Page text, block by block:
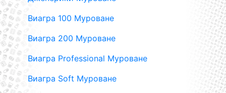
Виагра 100 Муроване
Виагра 200 Муроване
Виагра Professional Муроване
Виагра Soft Муроване